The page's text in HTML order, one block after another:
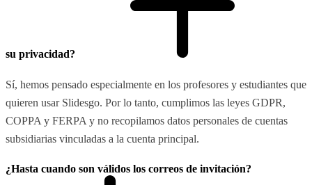
su privacidad?
Sí, hemos pensado especialmente en los profesores y estudiantes que
quieren usar Slidesgo. Por lo tanto, cumplimos las leyes GDPR,
COPPA y FERPA y no recopilamos datos personales de cuentas
subsidiarias vinculadas a la cuenta principal.
¿Hasta cuando son válidos los correos de invitación?